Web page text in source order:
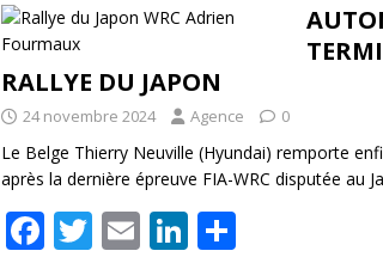
b
o
o
k
er l e
dI
n
RALLYE DU JAPON
24 novembre 2024 Agence 0
Le Belge Thierry Neuville (Hyundai) remporte
après la dernière épreuve FIA-WRC disputée au
F T E Li